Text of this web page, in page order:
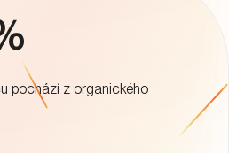
pochází z organického